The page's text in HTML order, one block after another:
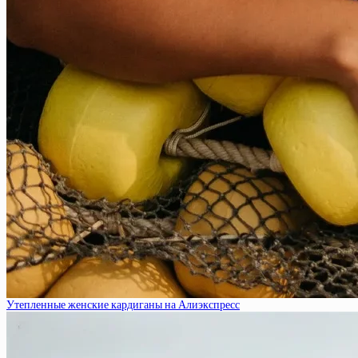
Утепленные женские кардиганы на Алиэкспресс